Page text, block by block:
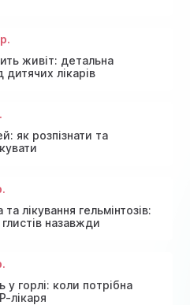
живіт: детальна
дитячих лікарів
як розпізнати та
лікування гельмінтозів:
назавжди
у горлі: коли потрібна
лікаря